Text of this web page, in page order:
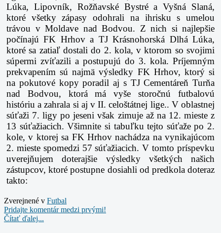
Lúka, Lipovník, Rožňavské Bystré a Vyšná Slaná,
ktoré všetky zápasy odohrali na ihrisku s umelou
trávou v Moldave nad Bodvou. Z nich si najlepšie
počínajú FK Hrhov a TJ Krásnohorská Dlhá Lúka,
ktoré sa zatiaľ dostali do 2. kola, v ktorom so svojimi
súpermi zvíťazili a postupujú do 3. kola. Príjemným
prekvapením sú najmä výsledky FK Hrhov, ktorý si
na pokutové kopy poradil aj s TJ Cementáreň Turňa
nad Bodvou, ktorá má vyše storočnú futbalovú
históriu a zahrala si aj v II. celoštátnej lige.. V oblastnej
súťaži 7. ligy po jeseni však zimuje až na 12. mieste z
13 súťažiacich. Všimnite si tabuľku tejto súťaže po 2.
kole, v ktorej sa FK Hrhov nachádza na vynikajúcom
2. mieste spomedzi 57 súťažiacich. V tomto príspevku
uverejňujem doterajšie výsledky všetkých našich
zástupcov, ktoré postupne dosiahli od predkola doteraz
takto:
Zverejnené v Futbal
Pridajte komentár medzi prvými!
Čítať ďalej...